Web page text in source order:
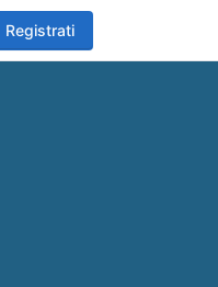
Registrati